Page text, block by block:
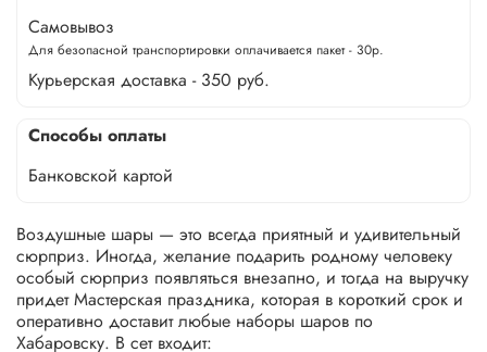
Самовывоз
Для безопасной транспортировки оплачивается пакет - 30р.
Курьерская доставка - 350 руб.
Способы оплаты
Банковской картой
Воздушные шары — это всегда приятный и удивительный
сюрприз. Иногда, желание подарить родному человеку
особый сюрприз появляться внезапно, и тогда на выручку
придет Мастерская праздника, которая в короткий срок и
оперативно доставит любые наборы шаров по
Хабаровску. В сет входит: